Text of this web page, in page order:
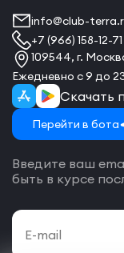
info@club-
+7 (966) 158-12-71
109544, г.
Ежедневно с 9 до
Скачать
Перейти в бота
Введите ваш
быть в курсе